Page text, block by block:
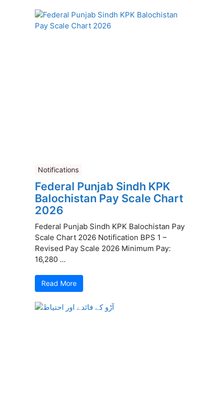
Notifications
Federal Punjab Sindh KPK
Balochistan Pay Scale Chart
2026
Federal Punjab Sindh KPK Balochistan Pay
Scale Chart 2026 Notification BPS 1 –
Revised Pay Scale 2026 Minimum Pay:
16,280 ...
Read More